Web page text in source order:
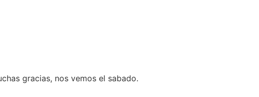
gracias, nos vemos el sabado.